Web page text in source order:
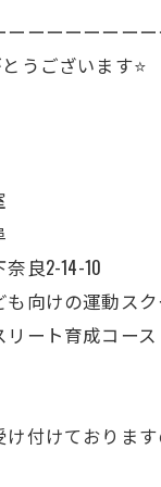
ーーーーーーーー
うございます⭐️
良2-14-10
向けの運動ス
育成コース
付けておりま